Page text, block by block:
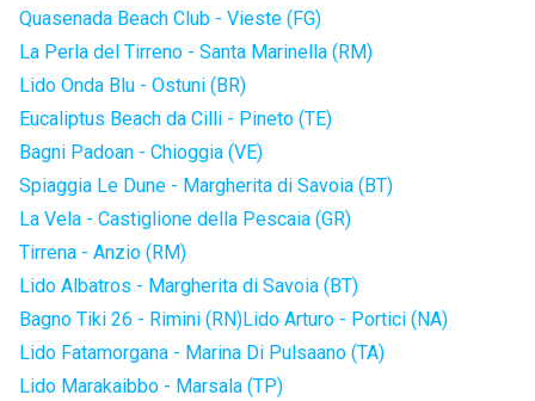
Quasenada Beach Club - Vieste (FG)
La Perla del Tirreno - Santa Marinella (RM)
Lido Onda Blu - Ostuni (BR)
Eucaliptus Beach da Cilli - Pineto (TE)
Bagni Padoan - Chioggia (VE)
Spiaggia Le Dune - Margherita di Savoia (BT)
La Vela - Castiglione della Pescaia (GR)
Tirrena - Anzio (RM)
Lido Albatros - Margherita di Savoia (BT)
Bagno Tiki 26 - Rimini (RN)Lido Arturo - Portici (NA)
Lido Fatamorgana - Marina Di Pulsaano (TA)
Lido Marakaibbo - Marsala (TP)